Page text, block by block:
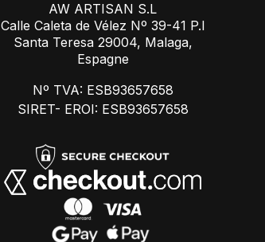
AW ARTISAN S.L
Calle Caleta de Vélez Nº 39-41 P.I
Santa Teresa 29004, Malaga,
Espagne
Nº TVA: ESB93657658
SIRET- EROI: ESB93657658